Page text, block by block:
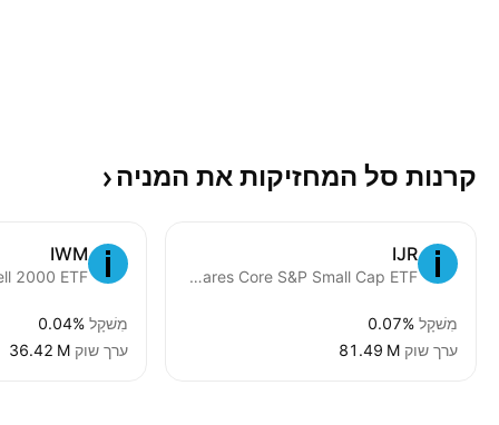
קרנות סל המחזיקות את המניה
IJR
iShares Core S&P Small Cap ETF
מִשׁקָל 0.07%
ערך שוק ‪81.49 M‬
IWM
2000 ETF
מִשׁקָל 0.04%
ערך שוק ‪36.42 M‬